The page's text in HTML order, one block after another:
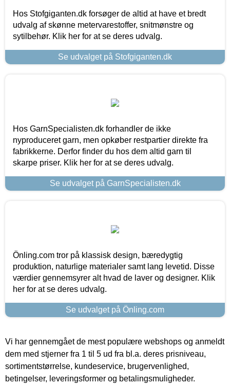
Hos Stofgiganten.dk forsøger de altid at have et bredt
udvalg af skønne metervarestoffer, snitmønstre og
sytilbehør. Klik her for at se deres udvalg.
Se udvalget på Stofgiganten.dk
Hos GarnSpecialisten.dk forhandler de ikke
nyproduceret garn, men opkøber restpartier direkte fra
fabrikkerne. Derfor finder du hos dem altid garn til
skarpe priser. Klik her for at se deres udvalg.
Se udvalget på GarnSpecialisten.dk
Önling.com tror på klassisk design, bæredygtig
produktion, naturlige materialer samt lang levetid. Disse
værdier gennemsyrer alt hvad de laver og designer. Klik
her for at se deres udvalg.
Se udvalget på Önling.com
Vi har gennemgået de mest populære webshops og anmeldt
dem med stjerner fra 1 til 5 ud fra bl.a. deres prisniveau,
sortimentstørrelse, kundeservice, brugervenlighed,
betingelser, leveringsformer og betalingsmuligheder.